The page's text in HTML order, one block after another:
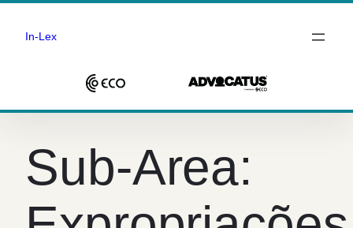
Saltar
conteúdo
In-Lex
Sub-Area: